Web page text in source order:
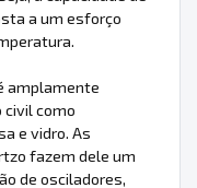
a um esforço
amplamente
civil como
e vidro. As
fazem dele um
de osciladores,